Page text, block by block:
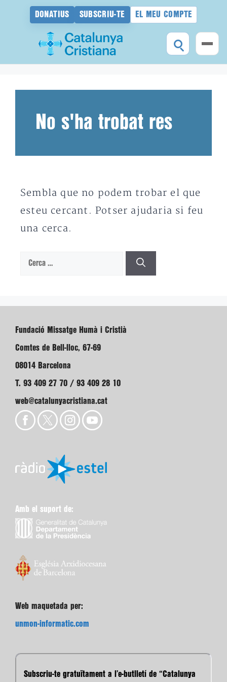
DONATIUS SUBSCRIU-TE EL MEU COMPTE
No s'ha trobat res
Sembla que no podem trobar el que
esteu cercant. Potser ajudaria si feu
una cerca.
Cerca:
Fundació Missatge Humà i Cristià
Comtes de Bell-lloc, 67-69
08014 Barcelona
T. 93 409 27 70 / 93 409 28 10
web@catalunyacristiana.cat
Amb el suport de:
Web maquetada per:
unmon-informatic.com
Subscriu-te gratuïtament a l’e-butlletí de “Catalunya